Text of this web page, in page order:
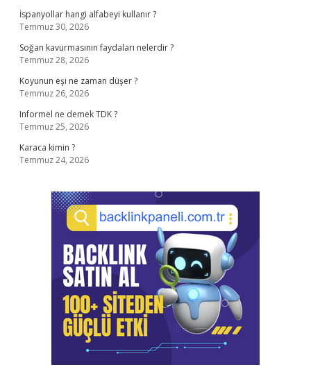
İspanyollar hangi alfabeyi kullanır ?
Temmuz 30, 2026
Soğan kavurmasının faydaları nelerdir ?
Temmuz 28, 2026
Koyunun eşi ne zaman düşer ?
Temmuz 26, 2026
Informel ne demek TDK ?
Temmuz 25, 2026
Karaca kimin ?
Temmuz 24, 2026